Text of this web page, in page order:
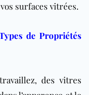
surfaces vitrées.
de Propriétés
des vitres